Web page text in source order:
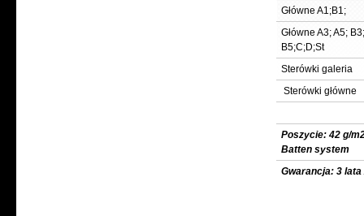
Główne A1;B1;
Główne A3; A5; B3;
B5;C;D;St
Sterówki galeria
Sterówki główne
Poszycie: 42
Batten system
Gwarancja: 3 lata